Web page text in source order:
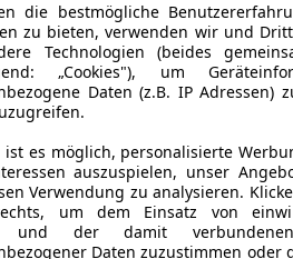
die bestmögliche
zu bieten, verwenden wir und
Technologien (beides
„Cookies"), um
Daten (z.B. IP Adressen)
ist es möglich, personalisierte
auszuspielen, unser
Verwendung zu analysieren.
um dem Einsatz von
und der damit
Daten zuzustimmen oder